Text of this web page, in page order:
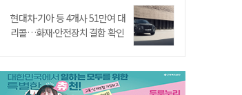
현대차·기아 등 4개사 51만여 대
리콜…화재·안전장치 결함 확인